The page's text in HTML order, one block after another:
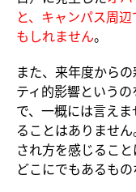
と、キャンパス周
もしれません。
また、来年度から
ティ的影響という
で、一概には言え
ることはありませ
され方を感じるこ
どこにでもあるもの